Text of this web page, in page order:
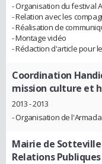
- Organisation du festival
- Relation avec les
- Réalisation de
- Montage vidéo
- Rédaction d'article pour
Coordination
mission culture et
2013 - 2013
- Organisation de
Mairie de
Relations Publiques